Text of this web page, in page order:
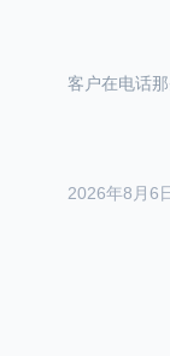
2026年8月6
客户在电话